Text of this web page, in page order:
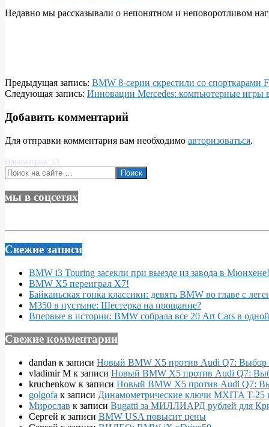
Недавно мы рассказывали о непонятном и неповоротливом
2019-
03-
Предыдущая запись: BMW 8-серии скрестили со спорткарами
Следующая запись: Инновации Mercedes: компьютерные игры
Добавить комментарий
Для отправки комментария вам необходимо авторизоваться.
Просмотров: 13
Поиск
мы в соцсетях
Свежие записи
BMW i3 Touring засекли при выезде из завода в Мюнхене!
BMW X5 переиграл X7!
Байканьская гонка классики: девять BMW во главе с
M350 в пустыне: Шестерка на прощание?
Впервые в истории: BMW собрала все 20 Art Cars в
Свежие комментарии
dandan к записи Новый BMW X5 против Audi Q7: Выбор
vladimir M к записи Новый BMW X5 против Audi Q7:
kruchenkow к записи Новый BMW X5 против Audi Q7:
golgofa к записи Динамометрические ключи MXITA T-25
Мирослав к записи Bugatti за МИЛЛИАРД рублей для
Сергей к записи BMW USA повысит цены